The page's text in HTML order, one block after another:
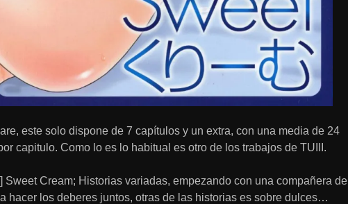
este solo dispone de 7 capítulos y un extra, con una media de 24
capitulo. Como lo es lo habitual es otro de los trabajos de TUIII.
Sweet Cream; Historias variadas, empezando con una compañera de
hacer los deberes juntos, otras de las historias es sobre dulces…